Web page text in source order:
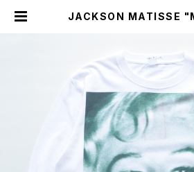
JACKSON MATISSE